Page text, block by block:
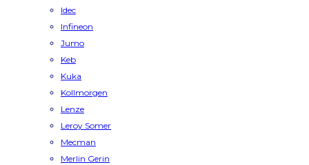
Idec
Infineon
Jumo
Keb
Kuka
Kollmorgen
Lenze
Leroy Somer
Mecman
Merlin Gerin